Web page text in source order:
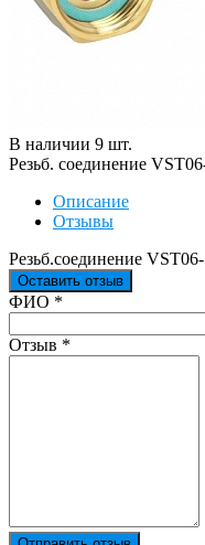
В наличии 9 шт.
Резьб. соединение
Описание
Отзывы
Резьб.соединение
Оставить отзыв
Ваш отзыв был отправлен!
ФИО *
Отзыв *